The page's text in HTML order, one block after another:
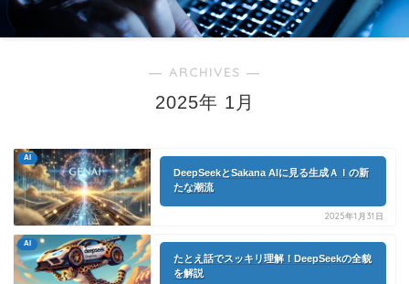
― ARCHIVES ―
2025年 1月
AI
DeepSeekとSakana AIに見る生成ＡＩの新
たな潮流
2025年1月31日
AI
たとえ話でスッキリ理解！DeepSeekの全貌
を解説